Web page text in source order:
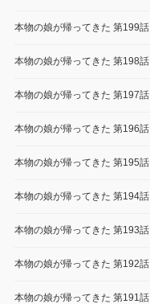
本物の娘が帰ってきた 第199話
本物の娘が帰ってきた 第198話
本物の娘が帰ってきた 第197話
本物の娘が帰ってきた 第196話
本物の娘が帰ってきた 第195話
本物の娘が帰ってきた 第194話
本物の娘が帰ってきた 第193話
本物の娘が帰ってきた 第192話
本物の娘が帰ってきた 第191話